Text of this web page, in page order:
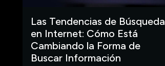
Las Tendencias de Búsqueda
en Internet: Cómo Está
Cambiando la Forma de
Buscar Información